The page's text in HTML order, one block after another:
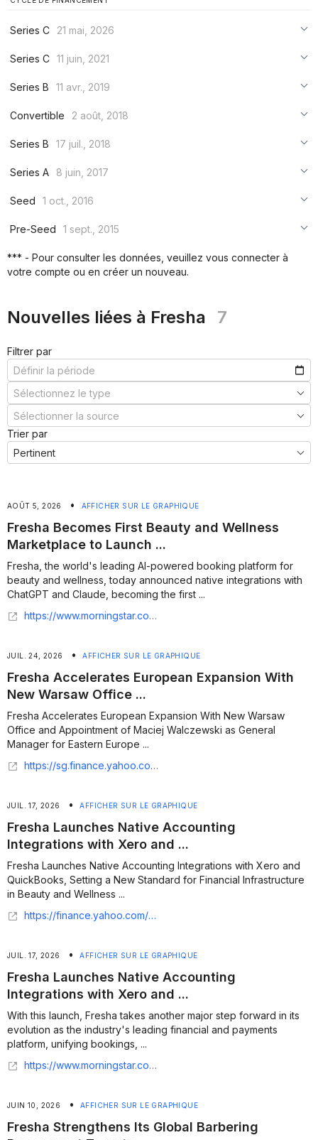
Series C
21 mai, 2026
***
Series C 11 juin, 2021
***
Series B
11 avr., 2019
***
Convertible
2 août, 2018
***
Series B
17 juil., 2018
***
Series A
8 juin, 2017
***
Seed
1 oct., 2016
***
Pre-Seed
1 sept., 2015
*** - Pour consulter les données, veuillez vous connecter à
votre compte ou en créer un nouveau.
Nouvelles liées à Fresha 7
Filtrer par
Trier par
AOÛT 5, 2026 • AFFICHER SUR LE GRAPHIQUE
Fresha Becomes First Beauty and Wellness
Marketplace to Launch ...
Fresha, the world's leading AI-powered booking platform for
beauty and wellness, today announced native integrations with
ChatGPT and Claude, becoming the first ...
https://www.morningstar.com/news/business-wire/20260804452505/fresha-becomes-first-beauty-and-wellness-marketplace-to-launch-bookings-via-chatgpt-and-claude
JUIL. 24, 2026 • AFFICHER SUR LE GRAPHIQUE
Fresha Accelerates European Expansion With
New Warsaw Office ...
Fresha Accelerates European Expansion With New Warsaw
Office and Appointment of Maciej Walczewski as General
Manager for Eastern Europe ...
https://sg.finance.yahoo.com/news/fresha-accelerates-european-expansion-warsaw-132200243.html
JUIL. 17, 2026 • AFFICHER SUR LE GRAPHIQUE
Fresha Launches Native Accounting
Integrations with Xero and ...
Fresha Launches Native Accounting Integrations with Xero and
QuickBooks, Setting a New Standard for Financial Infrastructure
in Beauty and Wellness ...
https://finance.yahoo.com/small-business/articles/fresha-launches-native-accounting-integrations-125900272.html
JUIL. 17, 2026 • AFFICHER SUR LE GRAPHIQUE
Fresha Launches Native Accounting
Integrations with Xero and ...
With this launch, Fresha takes another major step forward in its
evolution as the industry's leading financial and payments
platform, unifying bookings, ...
https://www.morningstar.com/news/business-wire/20260716662358/fresha-launches-native-accounting-integrations-with-xero-and-quickbooks-setting-a-new-standard-for-financial-infrastructure-in-beauty-and-wellness
JUIN 10, 2026 • AFFICHER SUR LE GRAPHIQUE
Fresha Strengthens Its Global Barbering